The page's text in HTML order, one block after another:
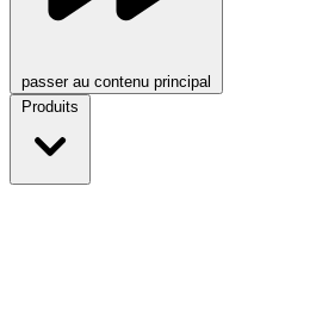
passer au contenu principal
Produits